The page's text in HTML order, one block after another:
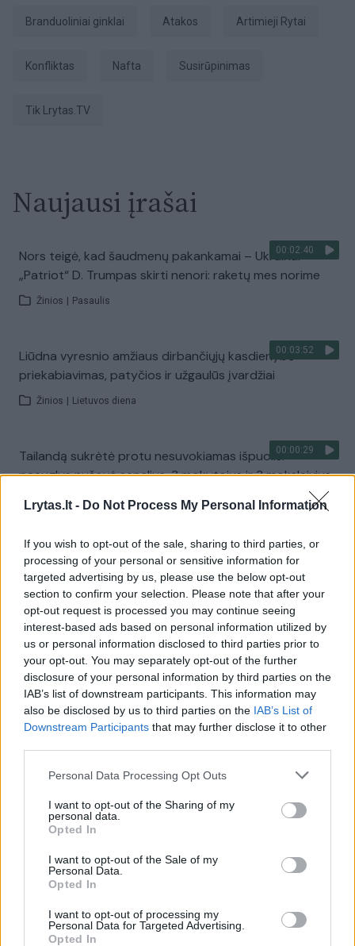
Lrytas.lt - Do Not Process My Personal Information
If you wish to opt-out of the sale, sharing to third parties, or
processing of your personal or sensitive information for
targeted advertising by us, please use the below opt-out
section to confirm your selection. Please note that after your
opt-out request is processed you may continue seeing
interest-based ads based on personal information utilized by
us or personal information disclosed to third parties prior to
your opt-out. You may separately opt-out of the further
disclosure of your personal information by third parties on the
IAB’s list of downstream participants. This information may
also be disclosed by us to third parties on the IAB’s List of
Downstream Participants that may further disclose it to other
Personal Data Processing Opt Outs
I want to opt-out of the Sharing of my
personal data.
Opted In
I want to opt-out of the Sale of my
Personal Data.
Opted In
I want to opt-out of processing my
Personal Data for Targeted Advertising.
Opted In
branduoliniai ginklai atakos Artimieji Rytai
Konfliktas Nafta Susirūpinimas
tik Lrytas.TV
Naujausi įrašai
00:02:40
Nors teigė, kad šaudmenų pakankamai – Ukrainai
„Patriot“ D. Trumpas skirti nenori: raketų mes norime
Žinios Pasaulis
00:03:52
Liūdna vyresnio amžiaus dirbančiųjų kasdienybė –
priekabiavimas, patyčios ir užgaulūs įvardžiai
Žinios Lietuvos diena
00:00:29
Tailandą sukrėtė protu nesuvokiamas išpuolis:
paauglys nušovė senelius, 3 mokytojus ir 3 moksleivius
Žinios | Pasaulis
00:02:08
Aukštaitijos pučiamųjų orkestras Nyderlanduose
apgynė čempionų vardą
Žinios | Lietuvos diena
Visi įrašai
Žiūrimiausi įrašai
00:00:30
Vaizdai iš tragiškos avarijos Vilniaus r.: dviejų moterų ir
vaiko gyvybių išgelbėti nepavyko
Žinios | Lietuvos diena
Savaitės vidurys nusimato karštas: temperatūra kils iki
Žinios | Orai